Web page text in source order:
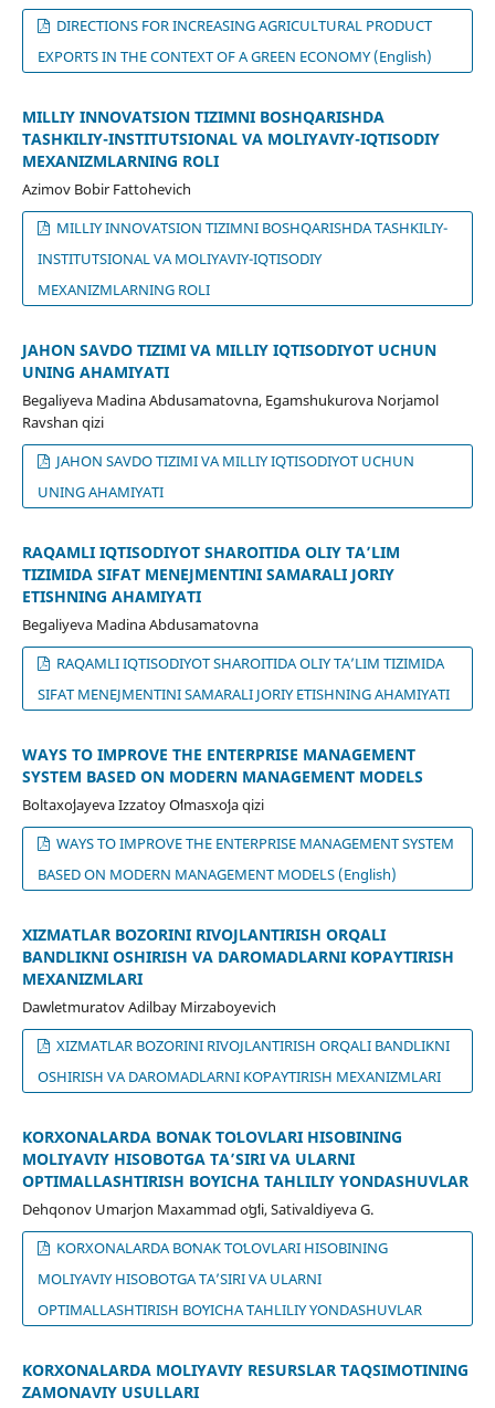
DIRECTIONS FOR INCREASING AGRICULTURAL PRODUCT
EXPORTS IN THE CONTEXT OF A GREEN ECONOMY (English)
MILLIY INNOVATSION TIZIMNI BOSHQARISHDA
TASHKILIY-INSTITUTSIONAL VA MOLIYAVIY-IQTISODIY
MEXANIZMLARNING ROLI
Azimov Bobir Fattohevich
MILLIY INNOVATSION TIZIMNI BOSHQARISHDA TASHKILIY-
INSTITUTSIONAL VA MOLIYAVIY-IQTISODIY
MEXANIZMLARNING ROLI
JAHON SAVDO TIZIMI VA MILLIY IQTISODIYOT UCHUN
UNING AHAMIYATI
Begaliyeva Madina Abdusamatovna, Egamshukurova Norjamol
Ravshan qizi
JAHON SAVDO TIZIMI VA MILLIY IQTISODIYOT UCHUN
UNING AHAMIYATI
RAQAMLI IQTISODIYOT SHAROITIDA OLIY TA’LIM
TIZIMIDA SIFAT MENEJMENTINI SAMARALI JORIY
ETISHNING AHAMIYATI
Begaliyeva Madina Abdusamatovna
RAQAMLI IQTISODIYOT SHAROITIDA OLIY TA’LIM TIZIMIDA
SIFAT MENEJMENTINI SAMARALI JORIY ETISHNING AHAMIYATI
WAYS TO IMPROVE THE ENTERPRISE MANAGEMENT
SYSTEM BASED ON MODERN MANAGEMENT MODELS
Boltaxoʻjayeva Izzatoy Oʻlmasxoʻja qizi
WAYS TO IMPROVE THE ENTERPRISE MANAGEMENT SYSTEM
BASED ON MODERN MANAGEMENT MODELS (English)
XIZMATLAR BOZORINI RIVOJLANTIRISH ORQALI
BANDLIKNI OSHIRISH VA DAROMADLARNI KOʻPAYTIRISH
MEXANIZMLARI
Dawletmuratov Adilbay Mirzaboyevich
XIZMATLAR BOZORINI RIVOJLANTIRISH ORQALI BANDLIKNI
OSHIRISH VA DAROMADLARNI KOʻPAYTIRISH MEXANIZMLARI
KORXONALARDA BOʻNAK TOʻLOVLARI HISOBINING
MOLIYAVIY HISOBOTGA TAʼSIRI VA ULARNI
OPTIMALLASHTIRISH BOʻYICHA TAHLILIY YONDASHUVLAR
Dehqonov Umarjon Maxammad oʻgʻli, Sativaldiyeva G.
KORXONALARDA BOʻNAK TOʻLOVLARI HISOBINING
MOLIYAVIY HISOBOTGA TAʼSIRI VA ULARNI
OPTIMALLASHTIRISH BOʻYICHA TAHLILIY YONDASHUVLAR
KORXONALARDA MOLIYAVIY RESURSLAR TAQSIMOTINING
ZAMONAVIY USULLARI